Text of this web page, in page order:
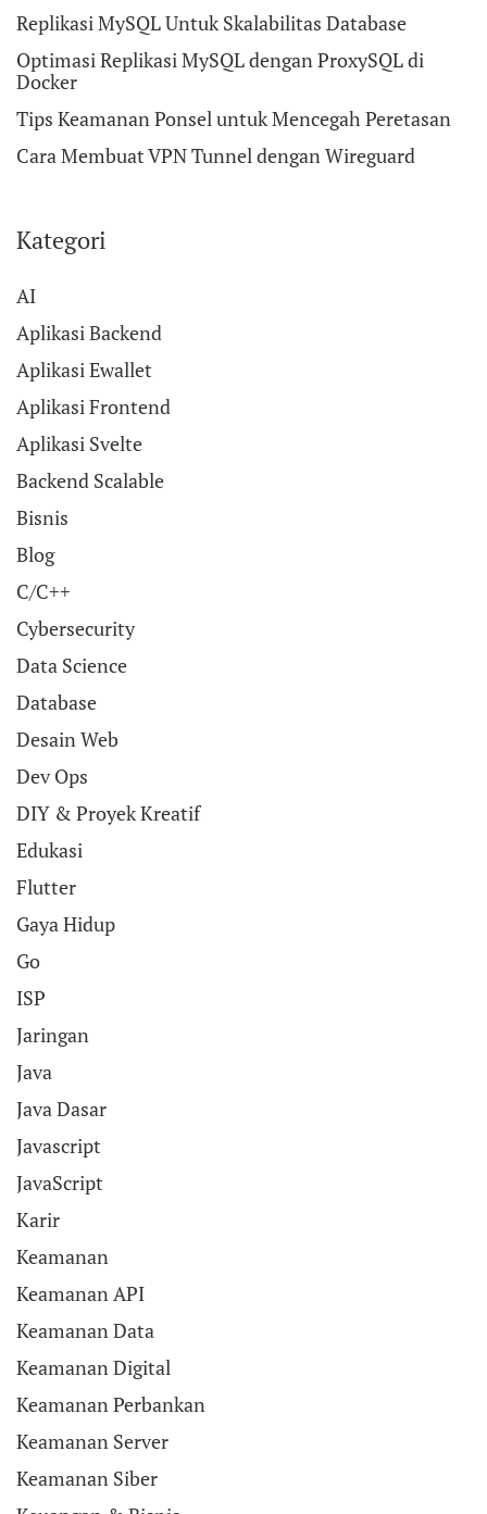
Replikasi MySQL Untuk Skalabilitas Database
Optimasi Replikasi MySQL dengan ProxySQL di
Docker
Tips Keamanan Ponsel untuk Mencegah Peretasan
Cara Membuat VPN Tunnel dengan Wireguard
Kategori
AI
Aplikasi Backend
Aplikasi Ewallet
Aplikasi Frontend
Aplikasi Svelte
Backend Scalable
Bisnis
Blog
C/C++
Cybersecurity
Data Science
Database
Desain Web
Dev Ops
DIY & Proyek Kreatif
Edukasi
Flutter
Gaya Hidup
Go
ISP
Jaringan
Java
Java Dasar
Javascript
JavaScript
Karir
Keamanan
Keamanan API
Keamanan Data
Keamanan Digital
Keamanan Perbankan
Keamanan Server
Keamanan Siber